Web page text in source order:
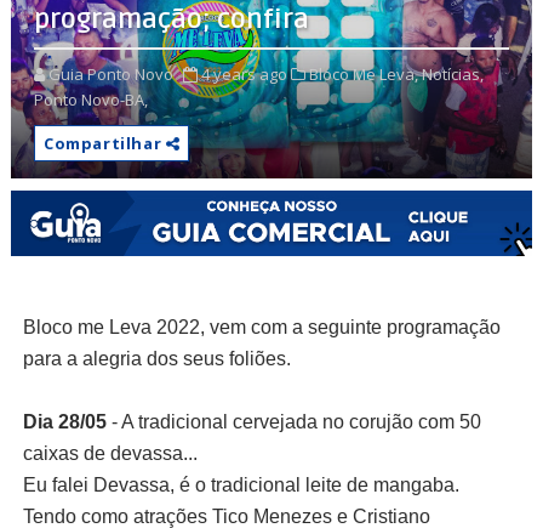
programação; confira
Guia Ponto Novo 4 years ago Bloco Me Leva,Notícias,
Ponto Novo-BA,
Compartilhar
Bloco me Leva 2022, vem com a seguinte programação
para a alegria dos seus foliões.
Dia 28/05- A tradicional cervejada no corujão com 50
caixas de devassa...
Eu falei Devassa, é o tradicional leite de mangaba.
Tendo como atrações Tico Menezes e Cristiano